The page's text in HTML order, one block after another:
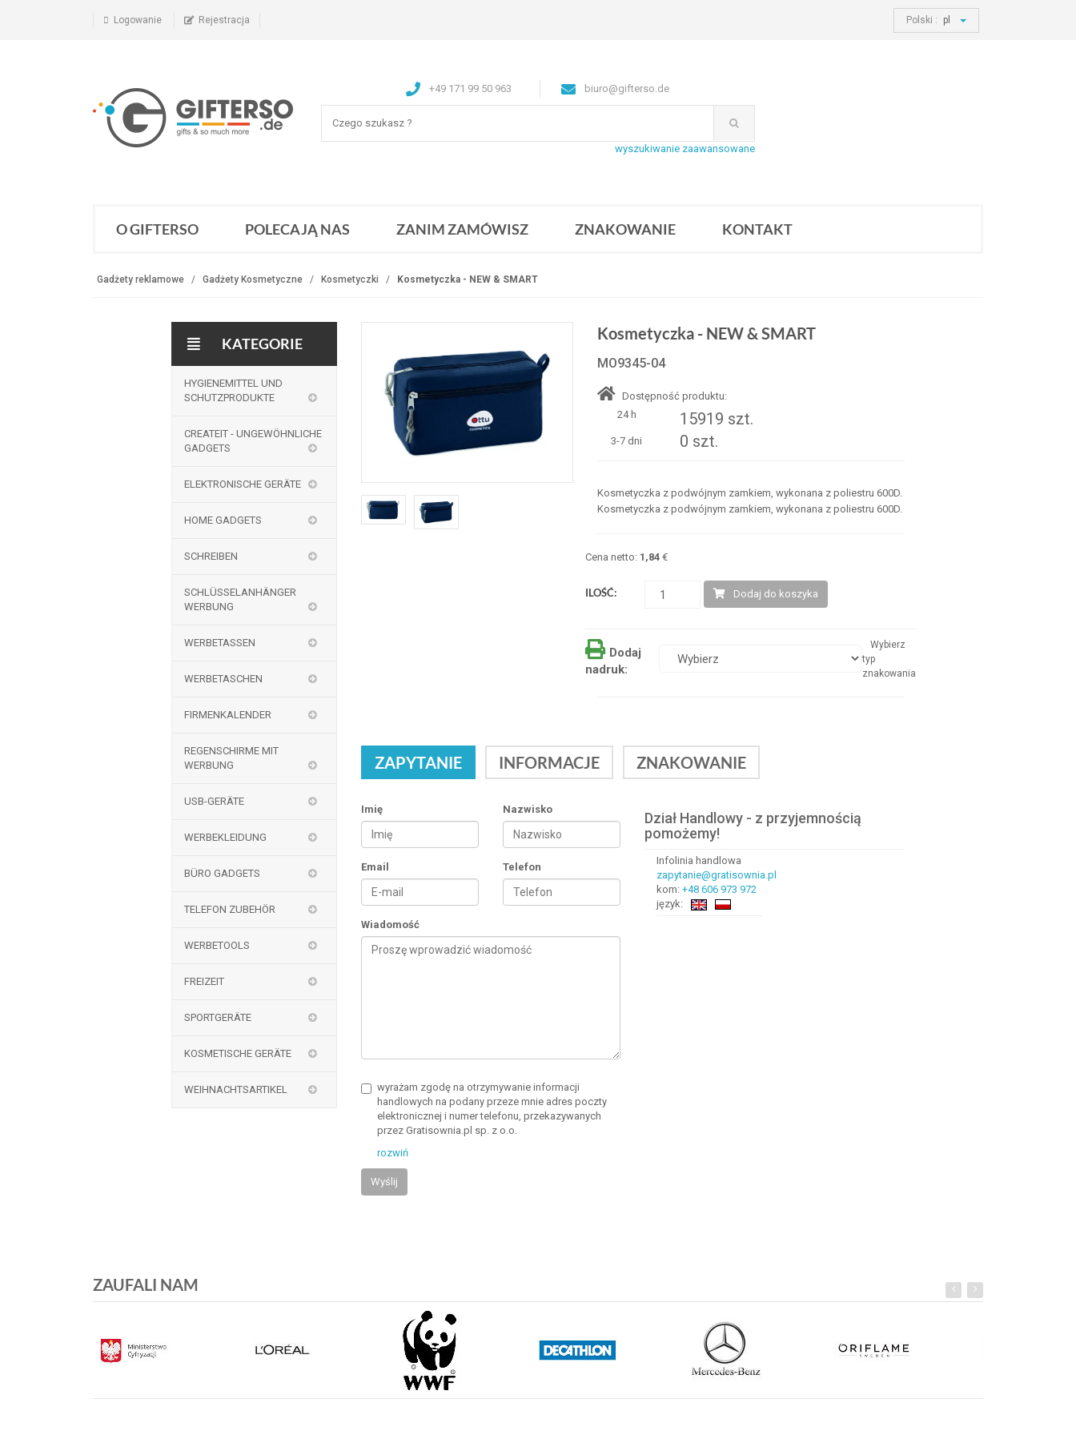
Logowanie Rejestracja Polski : pl
+49 171 99 50 963 biuro@gifterso.de
wyszukiwanie zaawansowane
O GIFTERSO POLECAJĄ NAS ZANIM ZAMÓWISZ ZNAKOWANIE KONTAKT
Gadżety reklamowe Gadżety Kosmetyczne Kosmetyczki Kosmetyczka - NEW & SMART
KATEGORIE
HYGIENEMITTEL UND
SCHUTZPRODUKTE
CREATEIT - UNGEWÖHNLICHE
GADGETS
ELEKTRONISCHE GERÄTE
HOME GADGETS
SCHREIBEN
SCHLÜSSELANHÄNGER
WERBUNG
WERBETASSEN
WERBETASCHEN
FIRMENKALENDER
REGENSCHIRME MIT
WERBUNG
USB-GERÄTE
WERBEKLEIDUNG
BÜRO GADGETS
TELEFON ZUBEHÖR
WERBETOOLS
FREIZEIT
SPORTGERÄTE
KOSMETISCHE GERÄTE
WEIHNACHTSARTIKEL
Kosmetyczka - NEW & SMART
MO9345-04
Dostępność produktu:
24 h
15919 szt.
3-7 dni 0 szt.
Kosmetyczka z podwójnym zamkiem, wykonana z poliestru 600D.
Kosmetyczka z podwójnym zamkiem, wykonana z poliestru 600D.
Cena netto: 1,84 €
ILOŚĆ: Dodaj do koszyka
Dodaj
nadruk:
Wybierz
typ
znakowania
ZAPYTANIE INFORMACJE ZNAKOWANIE
Imię Nazwisko
Email Telefon
Wiadomość
wyrażam zgodę na otrzymywanie informacji
handlowych na podany przeze mnie adres poczty
elektronicznej i numer telefonu, przekazywanych
przez Gratisownia.pl sp. z o.o.
rozwiń
Wyślij
Dział Handlowy - z przyjemnością
pomożemy!
Infolinia handlowa
zapytanie@gratisownia.pl
kom:+48 606 973 972
język:
ZAUFALI NAM